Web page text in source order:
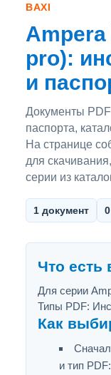
BAXI
Ampera
pro):
и
Документы
паспорта,
На странице
для
серии из
1 документ
Что есть
Для серии
Типы PDF:
Как
и тип